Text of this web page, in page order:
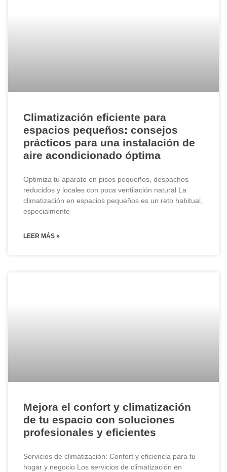
Climatización eficiente para
espacios pequeños: consejos
prácticos para una instalación de
aire acondicionado óptima
Optimiza tu aparato en pisos pequeños, despachos
reducidos y locales con poca ventilación natural La
climatización en espacios pequeños es un reto habitual,
especialmente
LEER MÁS »
Mejora el confort y climatización
de tu espacio con soluciones
profesionales y eficientes
Servicios de climatización: Confort y eficiencia para tu
hogar y negocio Los servicios de climatización en